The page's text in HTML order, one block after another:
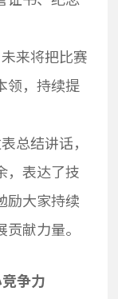
来将把比赛
领，持续提
总结讲话，
，表达了技
励大家持续
献力量。
争力